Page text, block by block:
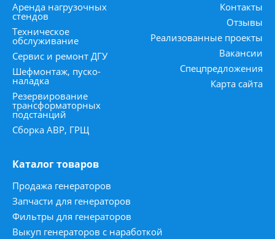
Аренда нагрузочных
стендов
Техническое
обслуживание
Сервис и ремонт ДГУ
Шефмонтаж, пуско-
наладка
Резервирование
трансформаторных
подстанций
Сборка АВР, ГРЩ
Контакты
Отзывы
Реализованные проекты
Вакансии
Спецпредложения
Карта сайта
Каталог товаров
Продажа генераторов
Запчасти для генераторов
Фильтры для генераторов
Выкуп генераторов с наработкой